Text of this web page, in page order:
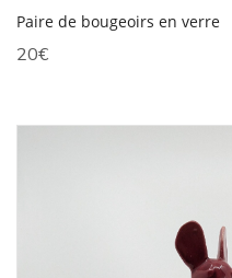
Paire de bougeoirs en verre
20€